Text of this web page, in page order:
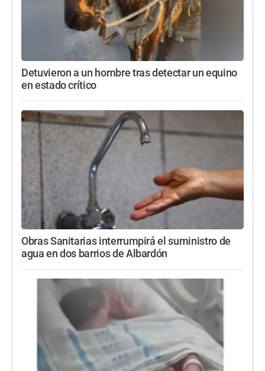
Detuvieron a un hombre tras detectar un equino
en estado crítico
Obras Sanitarias interrumpirá el suministro de
agua en dos barrios de Albardón